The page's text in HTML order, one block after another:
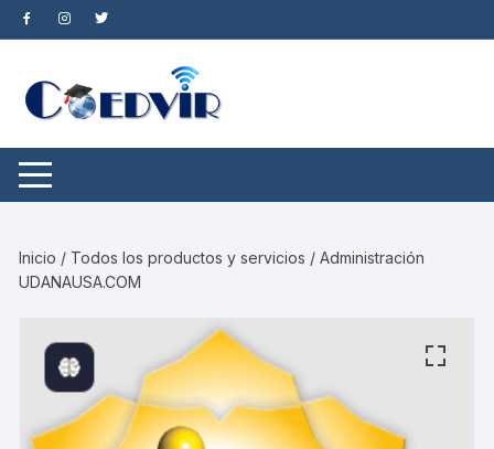
Saltar
al
Inicio / Todos los productos y servicios / Administración
UDANAUSA.COM